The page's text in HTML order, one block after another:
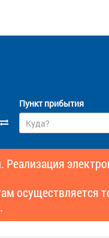
Пункт прибытия
осуществляется